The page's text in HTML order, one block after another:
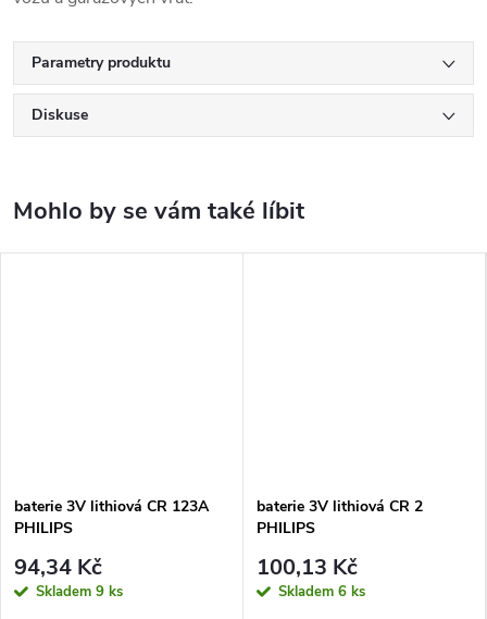
Parametry produktu
Diskuse
baterie 3V lithiová CR 123A
PHILIPS
94,34 Kč
Skladem 9 ks
baterie 3V lithiová CR 2
PHILIPS
100,13 Kč
Skladem 6 ks